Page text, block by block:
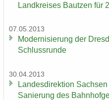
Land­krei­ses Baut­zen für
07.05.2013
Mo­der­ni­sie­rung der
Schluss­run­de
30.04.2013
Lan­des­di­rek­ti­on
Sa­nie­rung des